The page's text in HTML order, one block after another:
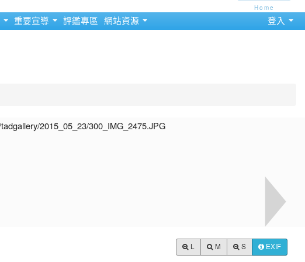
重要宣導 評鑑專區 網站資源 登入
M S EXIF
Home